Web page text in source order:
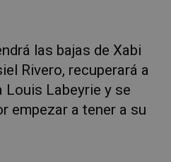
las bajas de Xabi
Rivero, recuperará a
Louis Labeyrie y se
empezar a tener a su